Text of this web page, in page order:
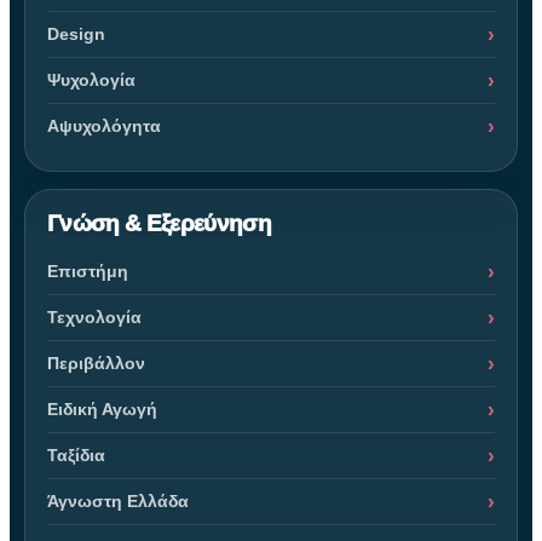
Design
Ψυχολογία
Αψυχολόγητα
Γνώση & Εξερεύνηση
Επιστήμη
Τεχνολογία
Περιβάλλον
Ειδική Αγωγή
Ταξίδια
Άγνωστη Ελλάδα